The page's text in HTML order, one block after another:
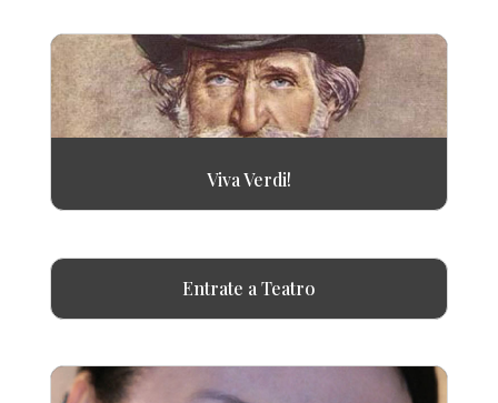
Viva Verdi!
Entrate a Teatro